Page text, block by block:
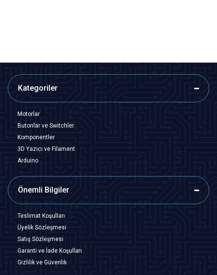
Kategoriler
Motorlar
Butonlar ve Switchler
Komponentler
3D Yazıcı ve Filament
Arduino
Önemli Bilgiler
Teslimat Koşulları
Üyelik Sözleşmesi
Satış Sözleşmesi
Garanti ve İade Koşulları
Gizlilik ve Güvenlik